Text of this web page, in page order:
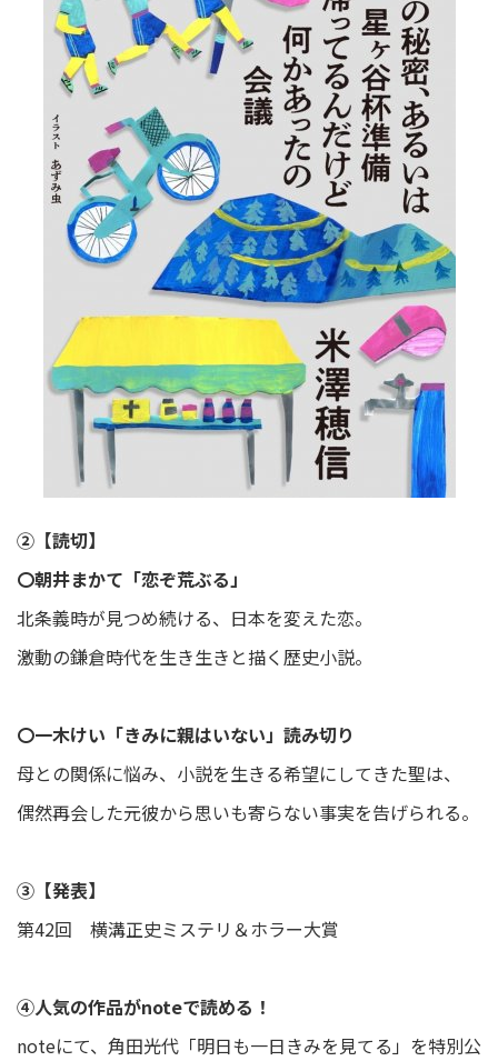
②【読切】
〇朝井まかて「恋ぞ荒ぶる」
北条義時が見つめ続ける、日本を変えた恋。
激動の鎌倉時代を生き生きと描く歴史小説。
〇一木けい「きみに親はいない」読み切り
母との関係に悩み、小説を生きる希望にしてきた聖は、
偶然再会した元彼から思いも寄らない事実を告げられる。
③【発表】
第42回 横溝正史ミステリ＆ホラー大賞
④人気の作品がnoteで読める！
noteにて、角田光代「明日も一日きみを見てる」を特別公